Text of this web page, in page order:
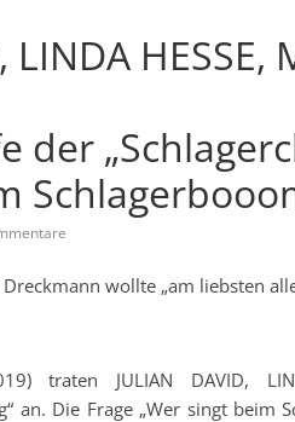
LINDA HESSE,
der
wollte „am liebsten
traten JULIAN DAVID,
an. Die Frage „Wer singt beim